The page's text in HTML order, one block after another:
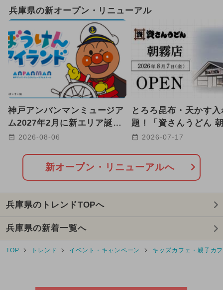
兵庫県の新オープン・リニューアル
神戸アンパンマンミュージア
ム2027年2月に新エリア誕生
へ 海と冒険がテーマ！
2026-08-06
とろろ昆布・天かす入
題！「資さんうどん
店」が明石市に2026
2026-07-17
新オープン・リニューアルへ
兵庫県のトレンドTOPへ
兵庫県の新着一覧へ
TOP トレンド イベント・キャンペーン キッズカフェ・親子カ